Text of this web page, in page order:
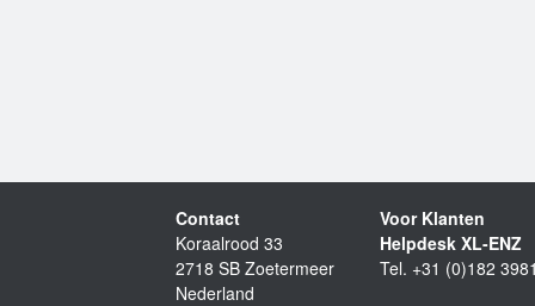
Contact
Koraalrood 33
2718 SB Zoetermeer
Nederland
Voor Klanten
Helpdesk XL-ENZ
Tel. +31 (0)182